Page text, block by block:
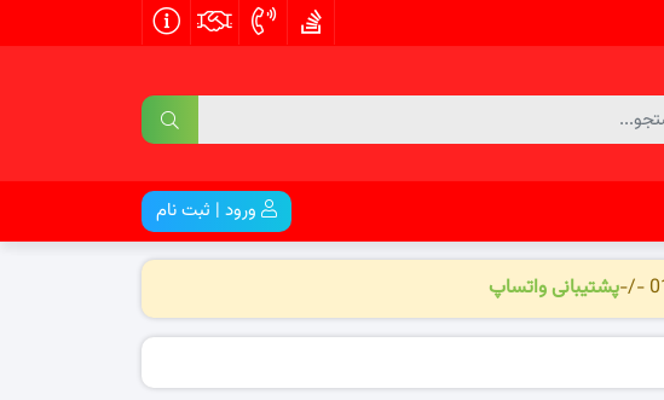
ورود | ثبت نام
پشتیبانی واتساپ